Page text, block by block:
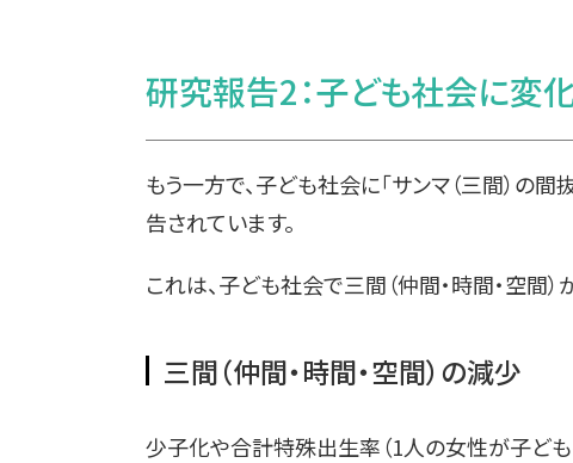
研究報告2：子ども社会に変
もう一方で、子ども社会に「サンマ（三間）の
告されています。
これは、子ども社会で三間（仲間・時間・空間
三間（仲間・時間・空間）の減少
少子化や合計特殊出生率（1人の女性が子ど